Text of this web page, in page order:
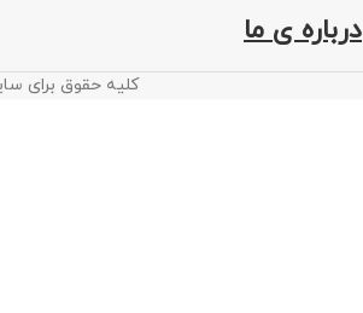
درباره ی ما
کلیه حقوق برای